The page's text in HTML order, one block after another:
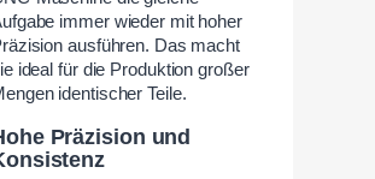
immer wieder mit hoher
ausführen. Das macht
ideal für die Produktion großer
identischer Teile.
Präzision und